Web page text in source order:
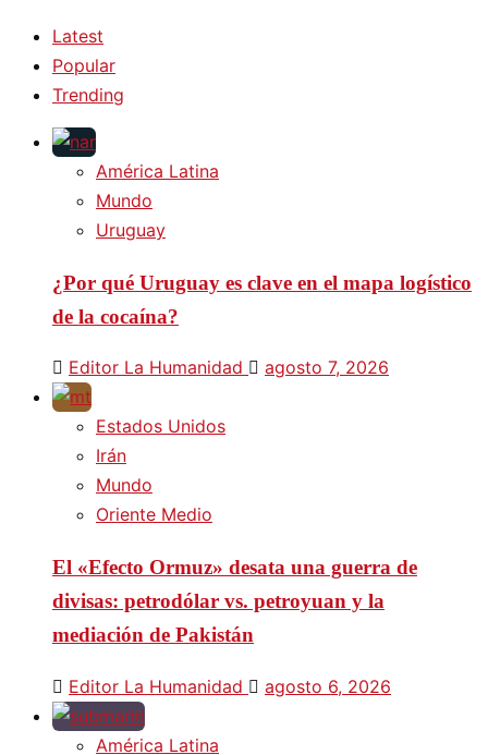
Latest
Popular
Trending
América Latina
Mundo
Uruguay
¿Por qué Uruguay es clave en el mapa logístico
de la cocaína?
Editor La Humanidad agosto 7, 2026
Estados Unidos
Irán
Mundo
Oriente Medio
El «Efecto Ormuz» desata una guerra de
divisas: petrodólar vs. petroyuan y la
mediación de Pakistán
Editor La Humanidad agosto 6, 2026
América Latina